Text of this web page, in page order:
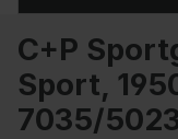
C+P
Sport,
7035/